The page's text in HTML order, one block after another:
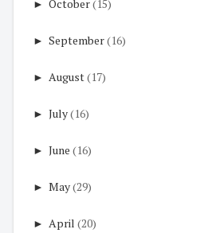
► October(15)
► September(16)
► August(17)
► July(16)
► June (16)
► May(29)
► April (20)